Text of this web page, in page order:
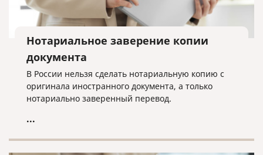
Нотариальное заверение копии
документа
В России нельзя сделать нотариальную копию с
оригинала иностранного документа, а только
нотариально заверенный перевод.
...